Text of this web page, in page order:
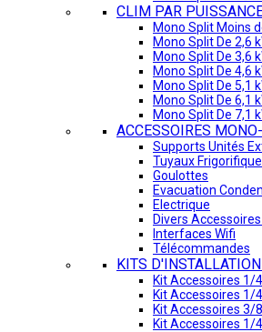
CLIM PAR
Mono Split Moins
Mono Split De 2,6
Mono Split De 3,6
Mono Split De 4,6
Mono Split De 5,1
Mono Split De 6,1
Mono Split De 7,1
ACCESSOIRES
Supports Unités
Tuyaux
Goulottes
Evacuation
Electrique
Divers
Interfaces Wifi
Télécommandes
KITS
Kit Accessoires 1/
Kit Accessoires 1/
Kit Accessoires 3/
Kit Accessoires 1/